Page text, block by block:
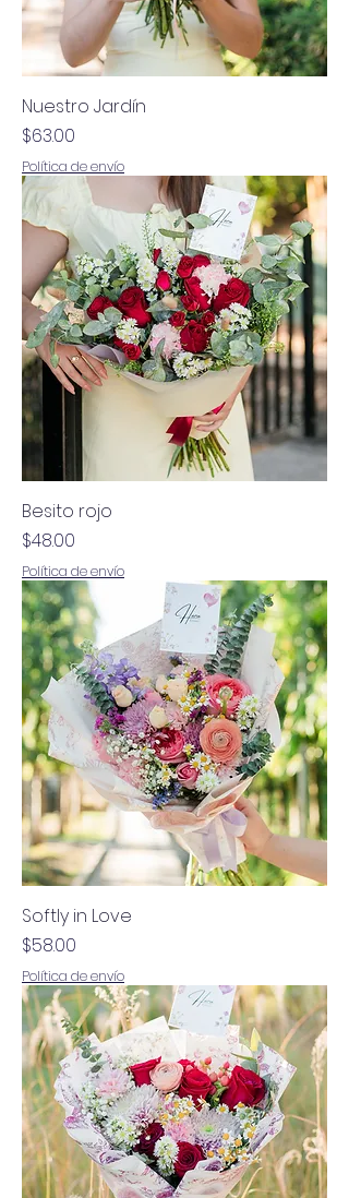
Nuestro Jardín
Precio
$63.00
Política de envío
Besito rojo
Precio
$48.00
Política de envío
Softly in Love
Precio
$58.00
Política de envío